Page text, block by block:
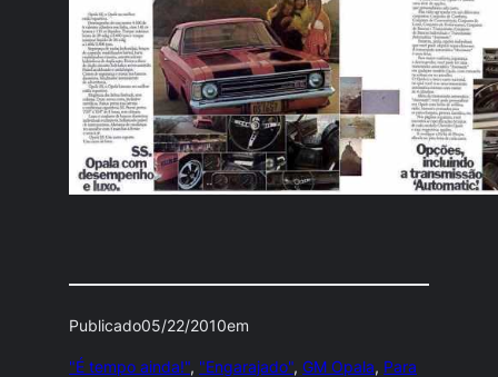
Publicado05/22/2010em
"É tempo ainda!", "Engarajado", GM Opala, Para